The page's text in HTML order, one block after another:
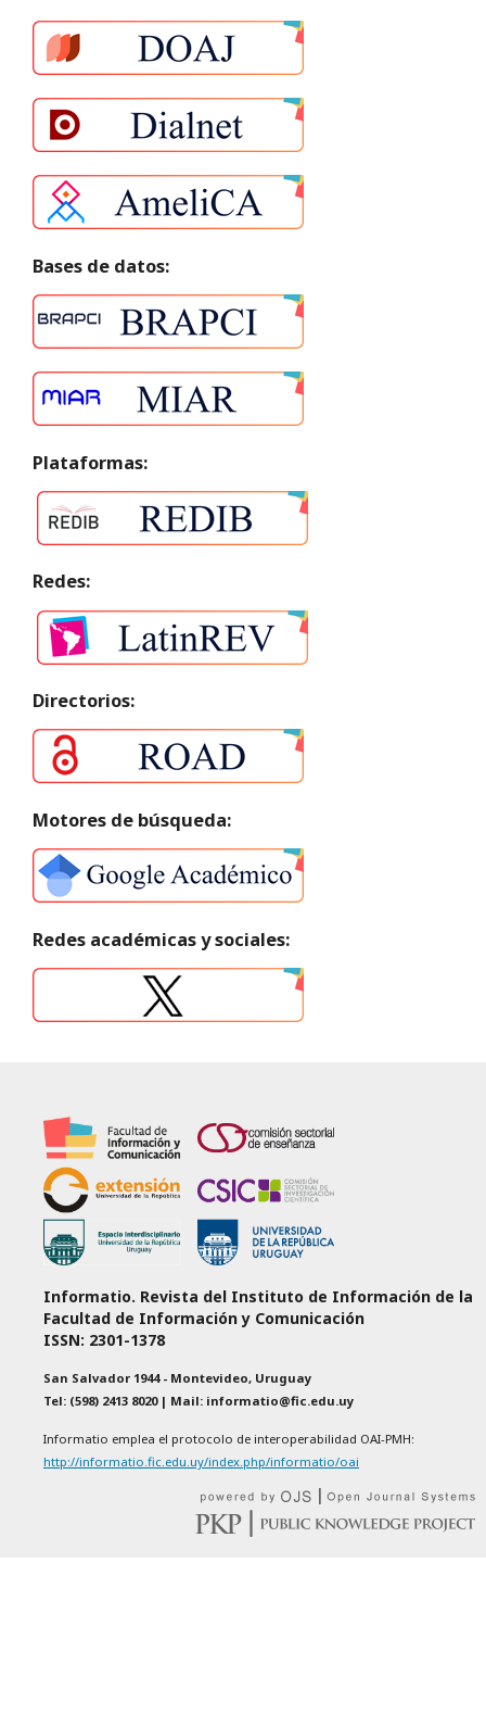
Bases de datos:
Plataformas:
Redes:
Directorios:
Motores de búsqueda:
Redes académicas y sociales:
Informatio. Revista del Instituto de Información de la
Facultad de Información y Comunicación
ISSN: 2301-1378
San Salvador 1944 - Montevideo, Uruguay
Tel: (598) 2413 8020 | Mail: informatio@fic.edu.uy
Informatio emplea el protocolo de interoperabilidad OAI-PMH:
http://informatio.fic.edu.uy/index.php/informatio/oai